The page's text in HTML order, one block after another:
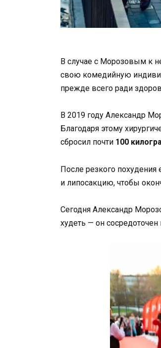
В случае с Морозовым к
свою комедийную
прежде всего ради
В 2019 году Александр
Благодаря этому
сбросил почти 100
После резкого
и липосакцию, чтобы
Сегодня Александр
худеть — он